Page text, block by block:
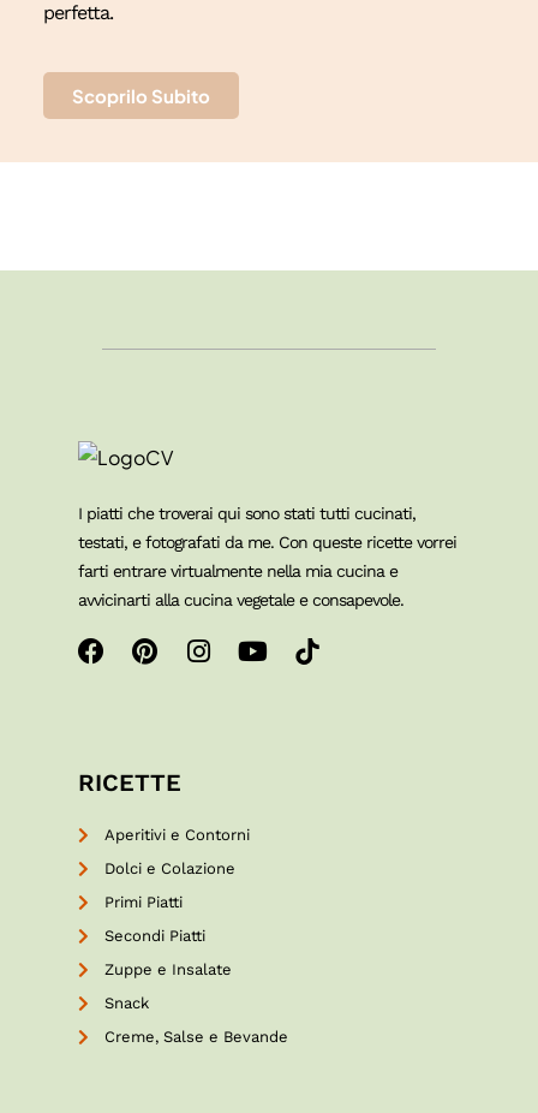
perfetta.
Scoprilo Subito
I piatti che troverai qui sono stati tutti cucinati,
testati, e fotografati da me. Con queste ricette vorrei
farti entrare virtualmente nella mia cucina e
avvicinarti alla cucina vegetale e consapevole.
RICETTE
Aperitivi e Contorni
Dolci e Colazione
Primi Piatti
Secondi Piatti
Zuppe e Insalate
Snack
Creme, Salse e Bevande